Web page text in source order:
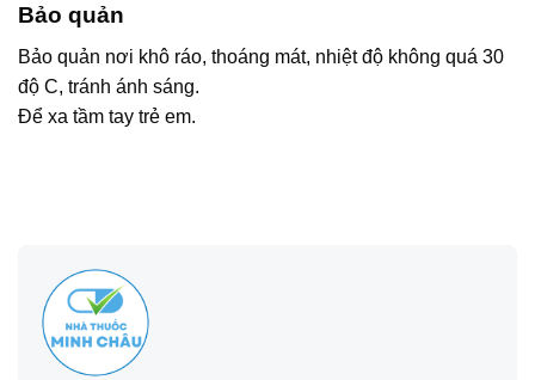
Bảo quản
Bảo quản nơi khô ráo, thoáng mát, nhiệt độ không quá 30
độ C, tránh ánh sáng.
Để xa tầm tay trẻ em.